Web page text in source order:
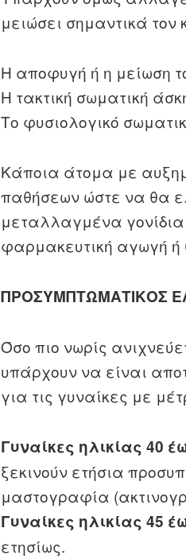
μειώσει σημαντικά τον
Η αποφυγή ή η μείωση
Η τακτική σωματική
Το φυσιολογικό
Κάποια άτομα με
παθήσεων ώστε να θα
μεταλλαγμένα
φαρμακευτική αγωγή ή
ΠΡΟΣΥΜΠΤΩΜΑΤΙΚOΣ E
Όσο πιο νωρίς
υπάρχουν να είναι
για τις γυναίκες με
Γυναίκες ηλικίας 40
ξεκινούν ετήσια
μαστογραφία
Γυναίκες ηλικίας 45
ετησίως.